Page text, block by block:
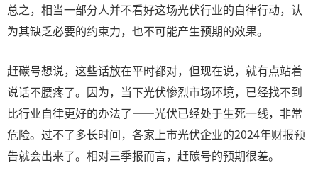
总之，相当一部分人并不看好这场光伏行业的自律行动，认
为其缺乏必要的约束力，也不可能产生预期的效果。
赶碳号想说，这些话放在平时都对，但现在说，就有点站着
说话不腰疼了。因为，当下光伏惨烈市场环境，已经找不到
比行业自律更好的办法了——光伏已经处于生死一线，非常
危险。过不了多长时间，各家上市光伏企业的2024年财报预
告就会出来了。相对三季报而言，赶碳号的预期很差。